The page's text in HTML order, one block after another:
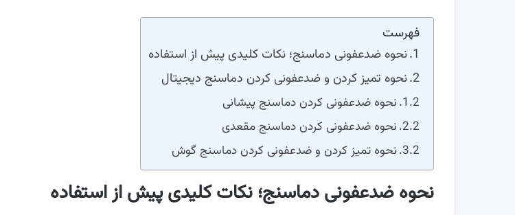
فهرست
نحوه ضدعفونی دماسنج؛ نکات کلیدی پیش از استفاده
نحوه تمیز کردن و ضدعفونی کردن دماسنج دیجیتال
نحوه ضدعفونی کردن دماسنج پیشانی
نحوه ضدعفونی کردن دماسنج مقعدی
نحوه تمیز کردن و ضدعفونی کردن دماسنج گوش
نحوه ضدعفونی دماسنج؛ نکات کلیدی پیش از استفاده